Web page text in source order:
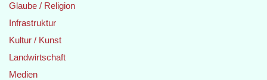
Glaube / Religion
Infrastruktur
Kultur / Kunst
Landwirtschaft
Medien